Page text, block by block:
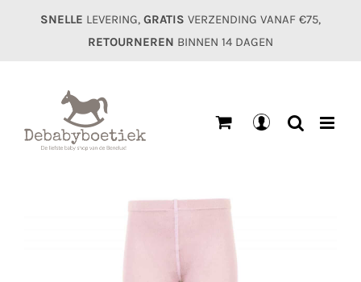
SNELLE LEVERING, GRATIS VERZENDING VANAF €75,
RETOURNEREN BINNEN 14 DAGEN